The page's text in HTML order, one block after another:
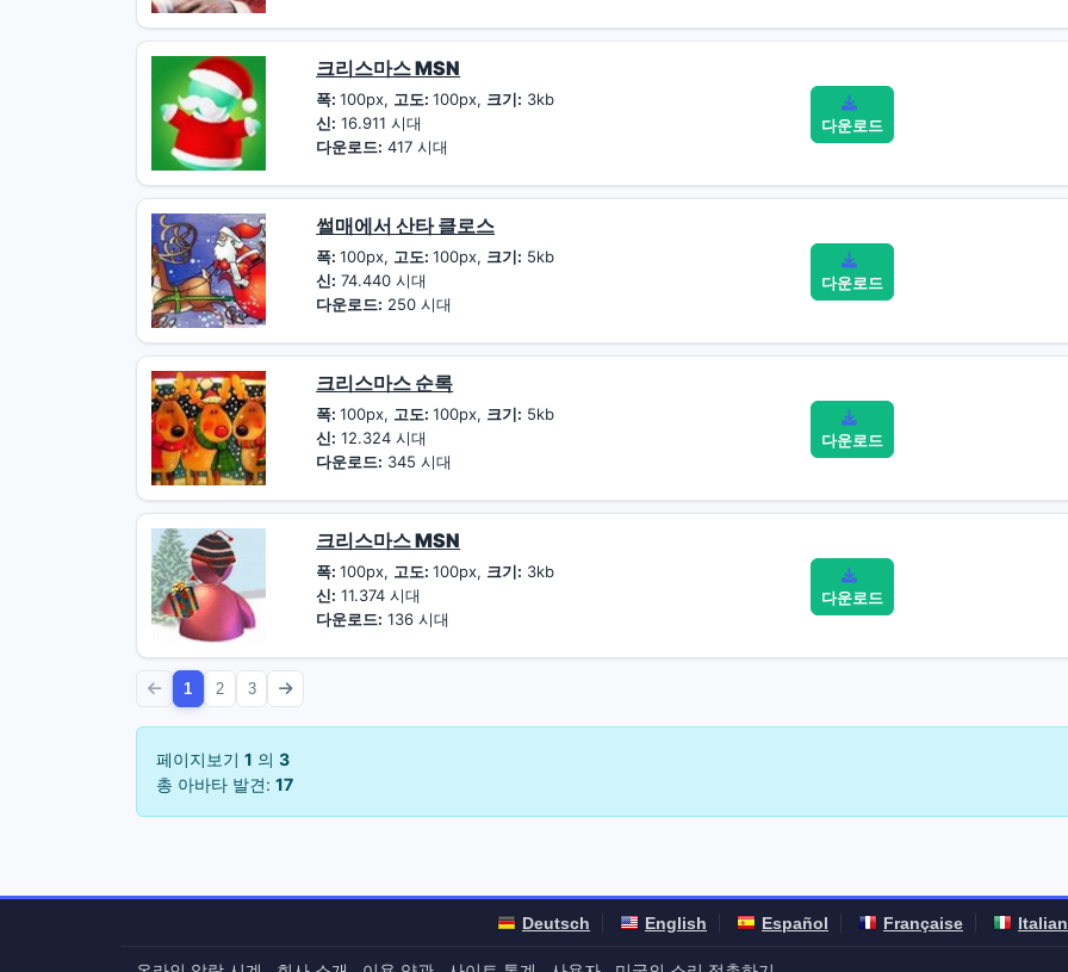
크리스마스 MSN
폭:100px, 고도:100px, 크기: 3kb
신: 16.911 시대
다운로드: 417 시대
다운로드
썰매에서 산타 클로스
폭:100px, 고도:100px, 크기: 5kb
신: 74.440 시대
다운로드: 250 시대
다운로드
크리스마스 순록
폭:100px, 고도:100px, 크기: 5kb
신: 12.324 시대
다운로드: 345 시대
다운로드
크리스마스 MSN
폭:100px, 고도:100px, 크기: 3kb
신: 11.374 시대
다운로드: 136 시대
다운로드
1 2 3
페이지보기 1 의 3
총 아바타 발견: 17
Deutsch English Español Française